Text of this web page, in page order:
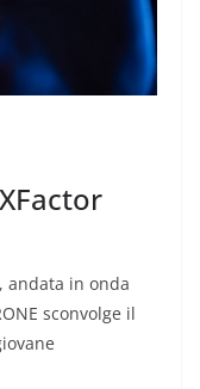
andata in onda
sconvolge il